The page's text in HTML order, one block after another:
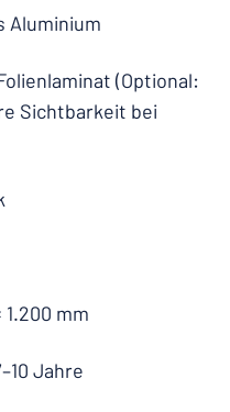
Aluminium
(Optional:
Sichtbarkeit bei
1.200 mm
Jahre